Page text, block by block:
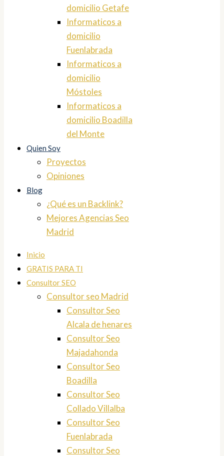
domicilio Getafe
Informaticos a
domicilio
Fuenlabrada
Informaticos a
domicilio
Móstoles
Informaticos a
domicilio Boadilla
del Monte
Quien Soy
Proyectos
Opiniones
Blog
¿Qué es un Backlink?
Mejores Agencias Seo
Madrid
Inicio
GRATIS PARA TI
Consultor SEO
Consultor seo Madrid
Consultor Seo
Alcala de henares
Consultor Seo
Majadahonda
Consultor Seo
Boadilla
Consultor Seo
Collado Villalba
Consultor Seo
Fuenlabrada
Consultor Seo